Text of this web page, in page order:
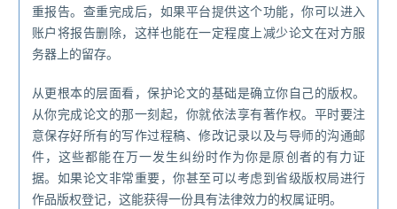
重报告。查重完成后，如果平台提供这个功能，你可以进入
账户将报告删除，这样也能在一定程度上减少论文在对方服
务器上的留存。
从更根本的层面看，保护论文的基础是确立你自己的版权。
从你完成论文的那一刻起，你就依法享有著作权。平时要注
意保存好所有的写作过程稿、修改记录以及与导师的沟通邮
件，这些都能在万一发生纠纷时作为你是原创者的有力证
据。如果论文非常重要，你甚至可以考虑到省级版权局进行
作品版权登记，这能获得一份具有法律效力的权属证明。